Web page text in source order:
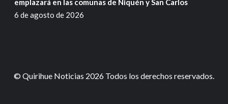
emplazará en las comunas de Ñiquén y San Carlos
6 de agosto de 2026